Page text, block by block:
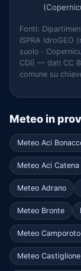
Fonti:
ISPRA IdroGEO
suolo ·
CDI) — dati CC
comune su
Meteo in
Meteo Aci
Meteo Aci Catena
Meteo Adrano
Meteo Bronte
Meteo
Meteo